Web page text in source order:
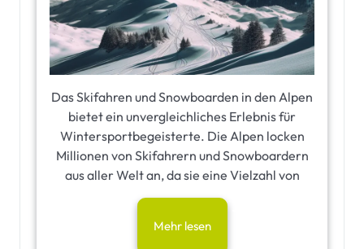
Das Skifahren und Snowboarden in den Alpen
bietet ein unvergleichliches Erlebnis für
Wintersportbegeisterte. Die Alpen locken
Millionen von Skifahrern und Snowboardern
aus aller Welt an, da sie eine Vielzahl von
Mehr lesen